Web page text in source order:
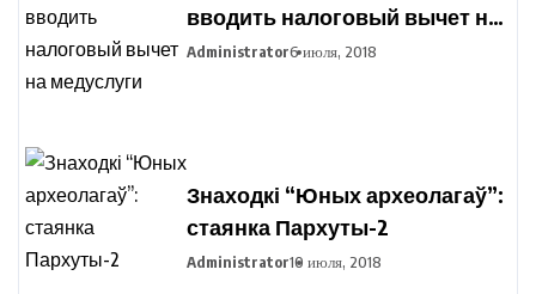
вводить налоговый вычет на
медуслуги
Administrator6 июля, 2018
Знаходкі “Юных археолагаў”:
стаянка Пархуты-2
Administrator10 июля, 2018